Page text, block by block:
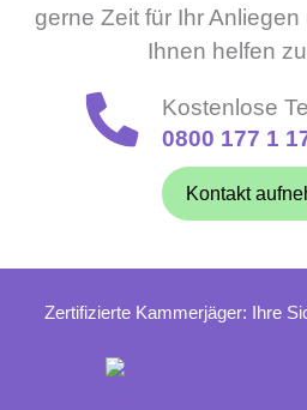
gerne Zeit für Ihr
Ihnen helfen
Kostenlose
0800 177 1
Kontakt
Zertifizierte Kammerjäger: Ihre